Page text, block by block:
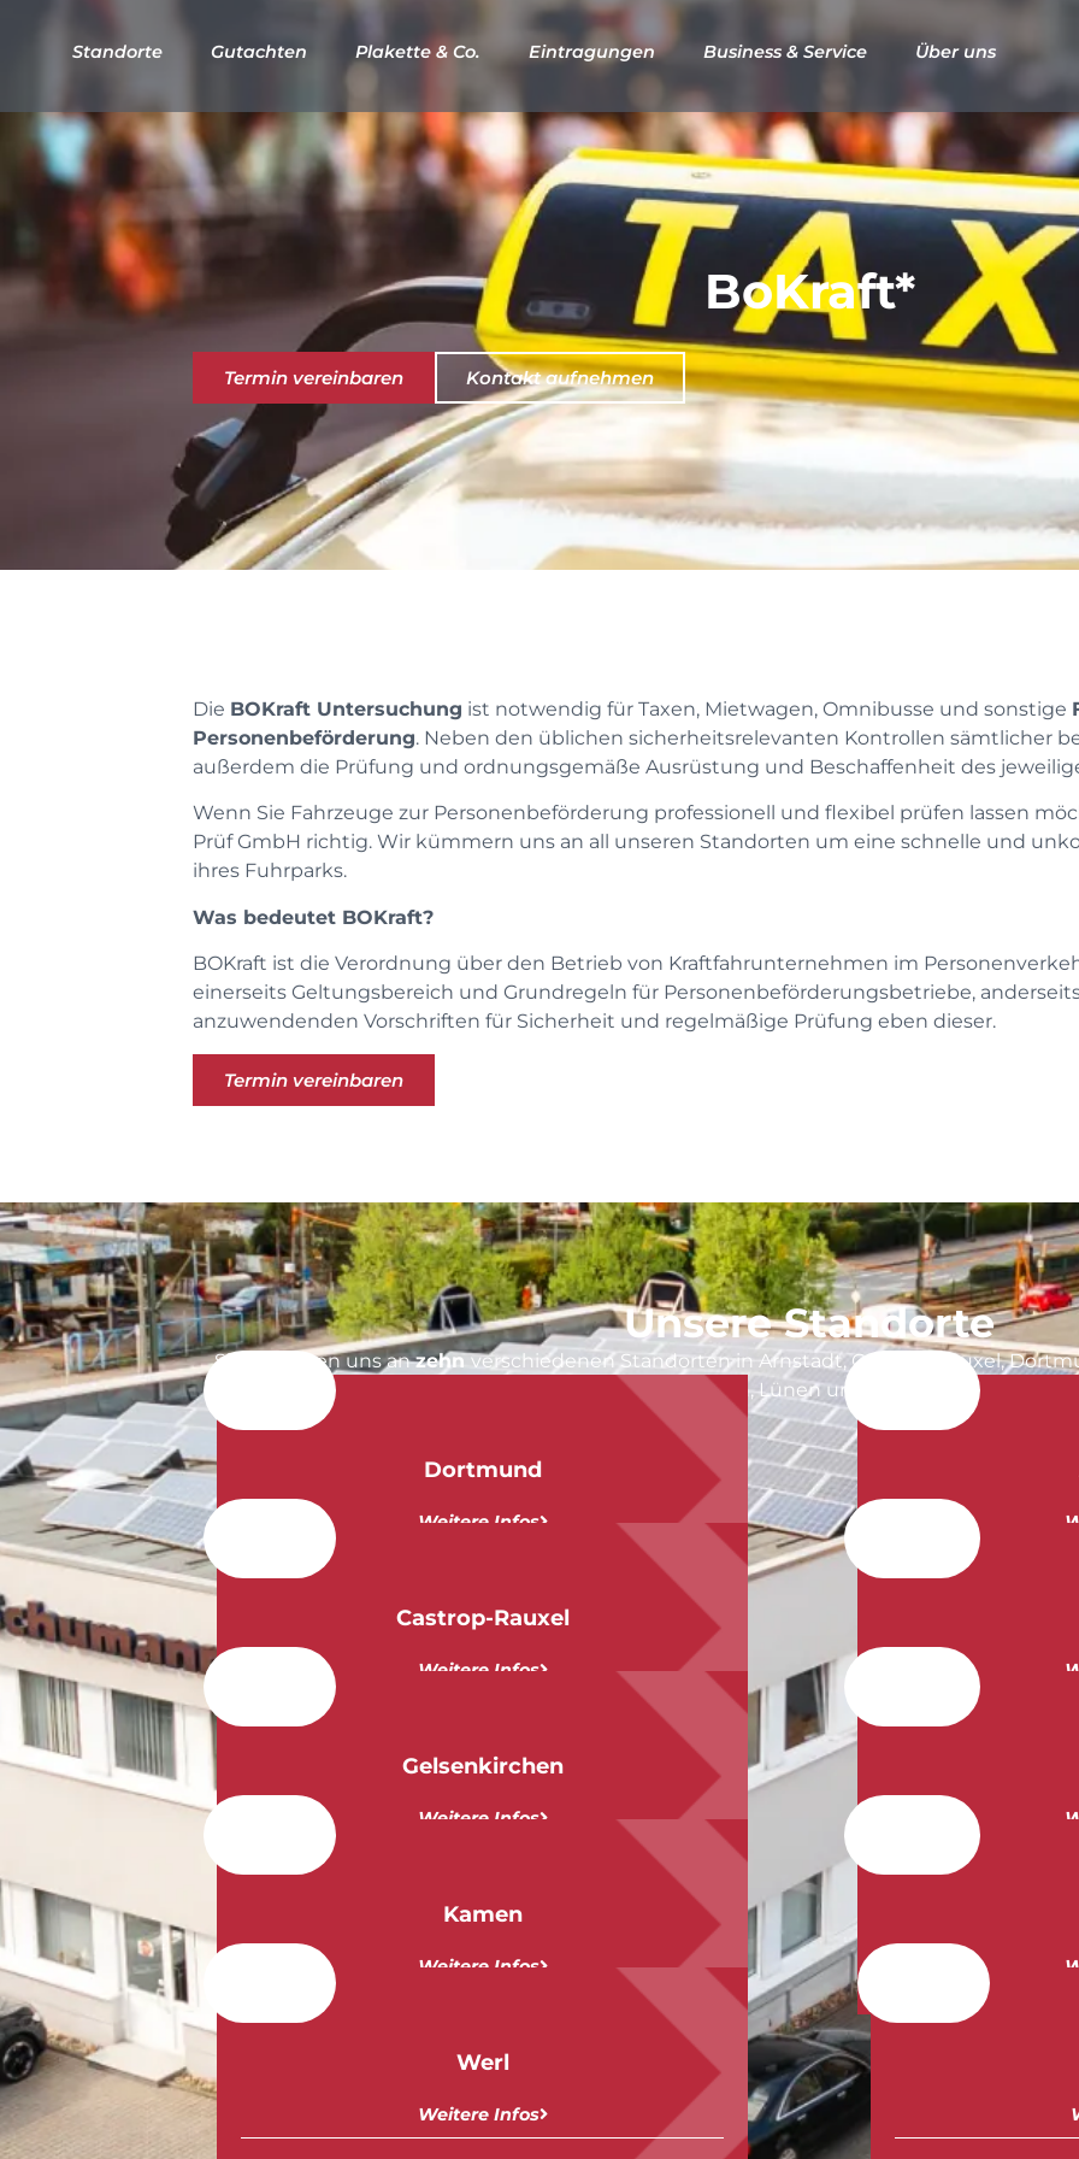
Standorte Gutachten Plakette & Co. Eintragungen Business & Service Über uns
BoKraft*
Termin vereinbaren Kontakt aufnehmen
Die BOKraft Untersuchung ist notwendig für Taxen, Mietwagen, Omnibusse und sonstige
Personenbeförderung. Neben den üblichen sicherheitsrelevanten Kontrollen sämtlicher
außerdem die Prüfung und ordnungsgemäße Ausrüstung und Beschaffenheit des
Wenn Sie Fahrzeuge zur Personenbeförderung professionell und flexibel prüfen lassen
Prüf GmbH richtig. Wir kümmern uns an all unseren Standorten um eine schnelle und
ihres Fuhrparks.
Was bedeutet BOKraft?
BOKraft ist die Verordnung über den Betrieb von Kraftfahrunternehmen im
einerseits Geltungsbereich und Grundregeln für Personenbeförderungsbetriebe,
anzuwendenden Vorschriften für Sicherheit und regelmäßige Prüfung eben dieser.
Termin vereinbaren
Unsere Standorte
Sie erreichen uns anzehnverschiedenen Standorten in Arnstadt, Castrop-Rauxel,
Kamen, Lünen und Werne.
Dortmund
Weitere Infos
Castrop-Rauxel
Weitere Infos
Gelsenkirchen
Weitere Infos
Kamen
Weitere Infos
Werl
Weitere Infos